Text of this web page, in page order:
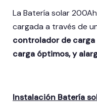
La Batería solar
cargada a través de
controlador de carga
carga óptimos, y
Instalación Batería